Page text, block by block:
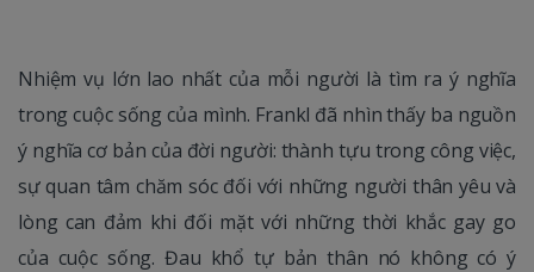
Nhiệm vụ lớn lao nhất của mỗi người là tìm ra ý nghĩa
trong cuộc sống của mình. Frankl đã nhìn thấy ba nguồn
ý nghĩa cơ bản của đời người: thành tựu trong công việc,
sự quan tâm chăm sóc đối với những người thân yêu và
lòng can đảm khi đối mặt với những thời khắc gay go
của cuộc sống. Đau khổ tự bản thân nó không có ý